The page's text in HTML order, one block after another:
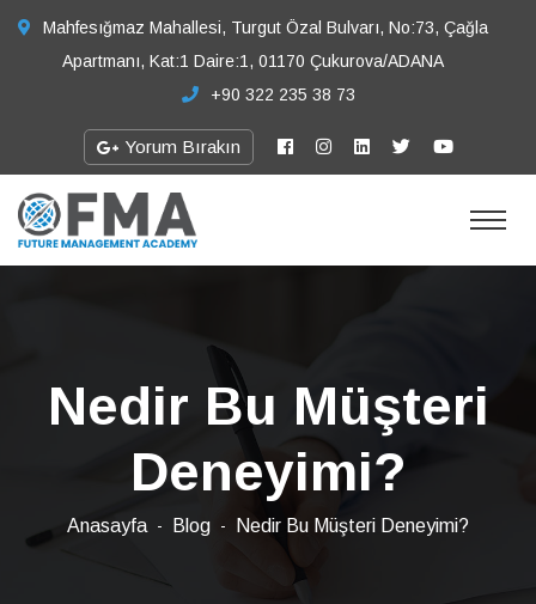
Mahfesığmaz Mahallesi, Turgut Özal Bulvarı, No:73, Çağla
Apartmanı, Kat:1 Daire:1, 01170 Çukurova/ADANA
+90 322 235 38 73
Yorum Bırakın
Nedir Bu Müşteri
Deneyimi?
Anasayfa Blog Nedir Bu Müşteri Deneyimi?